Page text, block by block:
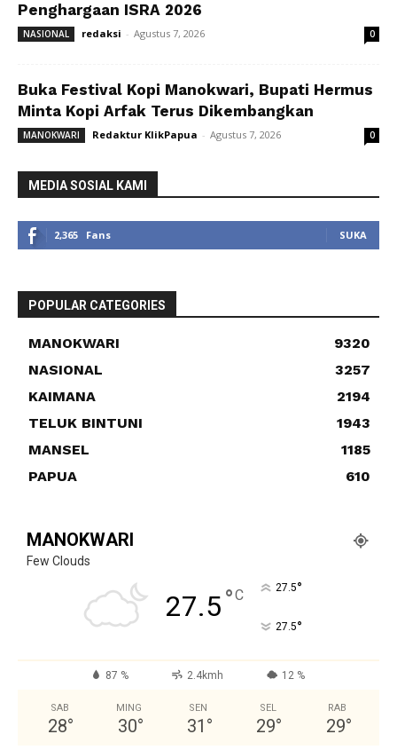
Penghargaan ISRA 2026
NASIONAL redaksi - Agustus 7, 2026 0
Buka Festival Kopi Manokwari, Bupati Hermus
Minta Kopi Arfak Terus Dikembangkan
MANOKWARI Redaktur KlikPapua - Agustus 7, 2026 0
MEDIA SOSIAL KAMI
2,365 Fans SUKA
POPULAR CATEGORIES
MANOKWARI
9320
NASIONAL
3257
KAIMANA
2194
TELUK BINTUNI
1943
MANSEL
1185
PAPUA
610
MANOKWARI
Few Clouds
27.5°C 27.5°
27.5°
87 % 2.4kmh 12 %
SAB
28°
MING
30°
SEN
31 °
SEL
29°
RAB
29°